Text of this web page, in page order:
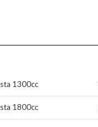
1300cc
1800cc